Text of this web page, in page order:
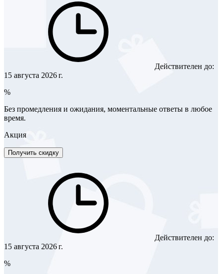
Действителен до:
15 августа 2026 г.
%
Без промедления и ожидания, моментальные ответы в любое
время.
Акция
Получить скидку
Действителен до:
15 августа 2026 г.
%